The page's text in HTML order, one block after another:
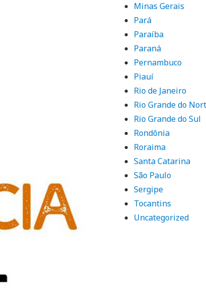
Minas Gerais
Pará
Paraíba
Paraná
Pernambuco
Piauí
Rio de Janeiro
Rio Grande do
Rio Grande do Sul
Rondônia
Roraima
Santa Catarina
São Paulo
Sergipe
Tocantins
Uncategorized